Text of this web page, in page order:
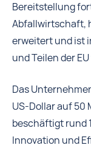
Bereitstellung
Abfallwirtschaft,
erweitert und ist
und Teilen der
Das
US-Dollar auf 50
beschäftigt rund
Innovation und